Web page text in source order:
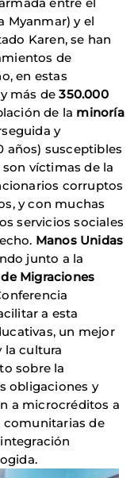
Myanmar) y el
Karen, se han
de
en estas
más de350.000
de la minoría
y
años) susceptibles
víctimas de la
corruptos
y con muchas
servicios sociales
Manos Unidas
junto a la
Migraciones
a esta
un mejor
la cultura
sobre la
obligaciones y
a microcréditos a
comunitarias de